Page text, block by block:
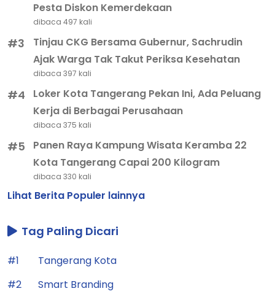
Pesta Diskon Kemerdekaan
dibaca 497 kali
#3
Tinjau CKG Bersama Gubernur, Sachrudin
Ajak Warga Tak Takut Periksa Kesehatan
dibaca 397 kali
#4
Loker Kota Tangerang Pekan Ini, Ada Peluang
Kerja di Berbagai Perusahaan
dibaca 375 kali
#5
Panen Raya Kampung Wisata Keramba 22
Kota Tangerang Capai 200 Kilogram
dibaca 330 kali
Lihat Berita Populer lainnya
Tag Paling Dicari
#1
Tangerang Kota
#2
Smart Branding